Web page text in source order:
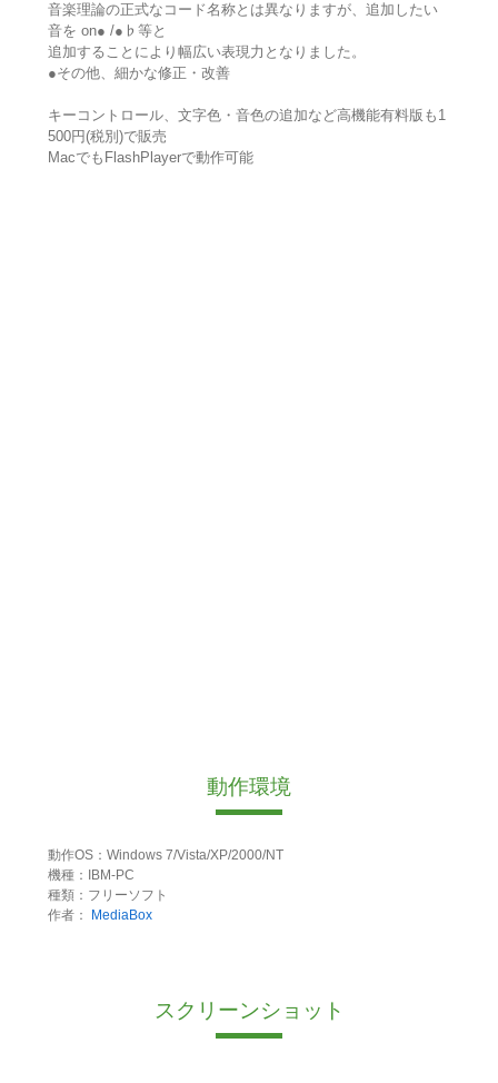
音楽理論の正式なコード名称とは異なりますが、追加したい
音を on● /●♭等と
追加することにより幅広い表現力となりました。
●その他、細かな修正・改善
キーコントロール、文字色・音色の追加など高機能有料版も1
500円(税別)で販売
MacでもFlashPlayerで動作可能
動作環境
動作OS：Windows 7/Vista/XP/2000/NT
機種：IBM-PC
種類：フリーソフト
作者：
MediaBox
スクリーンショット